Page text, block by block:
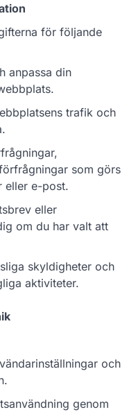
för följande
anpassa din
trafik och
som görs
eller e-post.
eller
om du har valt att
skyldigheter och
aktiviteter.
och
genom